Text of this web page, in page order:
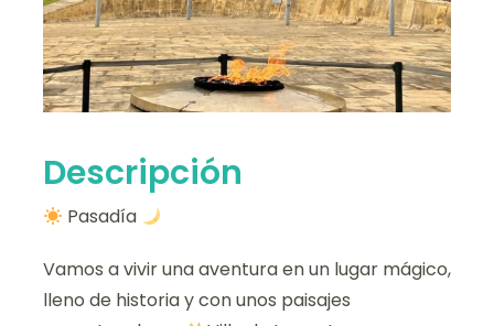
Descripción
Pasadía
Vamos a vivir una aventura en un lugar mágico,
lleno de historia y con unos paisajes